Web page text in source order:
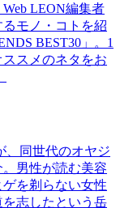
LEON編集者
モノ・コトを紹
BEST30」。1
スメのネタをお
、同世代のオヤジ
男性が読む美容
を剃らない女性
志したという岳